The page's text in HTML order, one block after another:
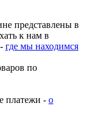
представлены в
к нам в
где мы находимся
по
платежи - о